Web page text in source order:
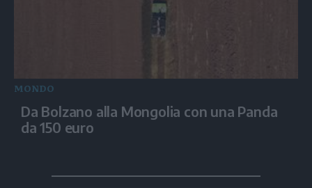
MONDO
Da Bolzano alla Mongolia con una Panda
da 150 euro